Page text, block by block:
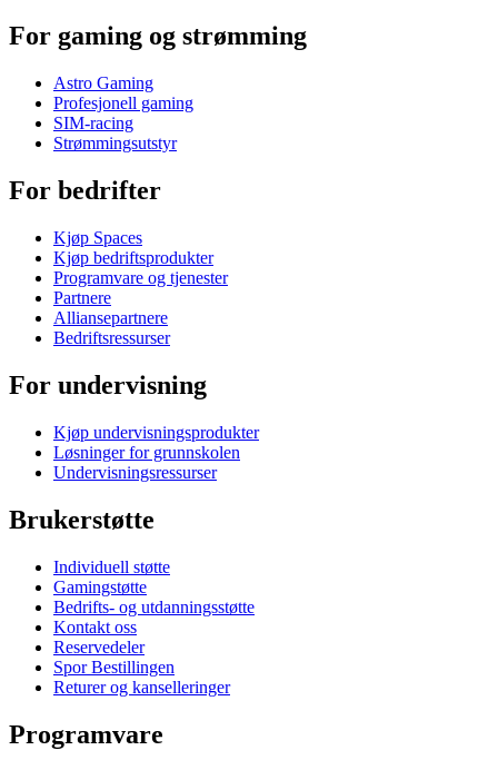
For gaming og strømming
Astro Gaming
Profesjonell gaming
SIM-racing
Strømmingsutstyr
For bedrifter
Kjøp Spaces
Kjøp bedriftsprodukter
Programvare og tjenester
Partnere
Alliansepartnere
Bedriftsressurser
For undervisning
Kjøp undervisningsprodukter
Løsninger for grunnskolen
Undervisningsressurser
Brukerstøtte
Individuell støtte
Gamingstøtte
Bedrifts- og utdanningsstøtte
Kontakt oss
Reservedeler
Spor Bestillingen
Returer og kanselleringer
Programvare